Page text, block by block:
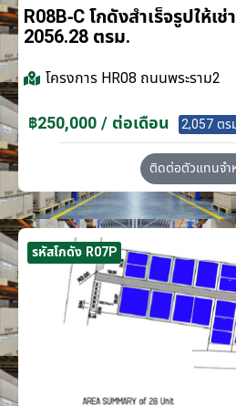
R08B-C โกดังสำเร็จรูปให้เ
2056.28 ตรม.
โครงการ HR08 ถนนพระราม2
฿250,000 / ต่อเดือน 2,057 ตร
ติดต่อตัวแทนจำ
รหัสโกดัง R07P